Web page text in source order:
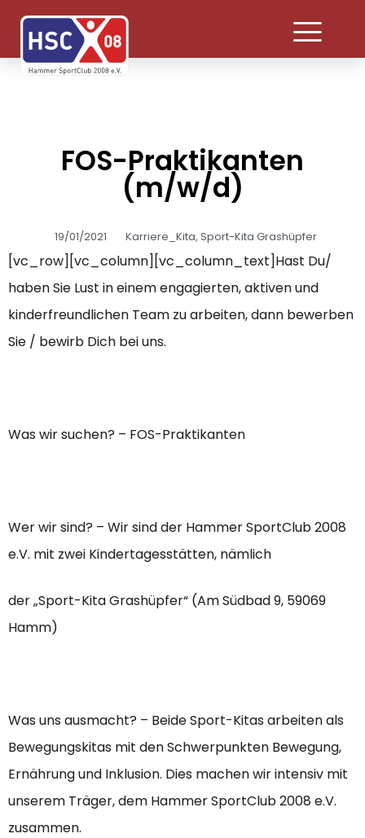
FOS-Praktikanten
(m/w/d)
19/01/2021 Karriere_Kita, Sport-Kita Grashüpfer
[vc_row][vc_column][vc_column_text]Hast Du/
haben Sie Lust in einem engagierten, aktiven und
kinderfreundlichen Team zu arbeiten, dann bewerben
Sie / bewirb Dich bei uns.
Was wir suchen? – FOS-Praktikanten
Wer wir sind? – Wir sind der Hammer SportClub 2008
e.V. mit zwei Kindertagesstätten, nämlich
der „Sport-Kita Grashüpfer“ (Am Südbad 9, 59069
Hamm)
Was uns ausmacht? – Beide Sport-Kitas arbeiten als
Bewegungskitas mit den Schwerpunkten Bewegung,
Ernährung und Inklusion. Dies machen wir intensiv mit
unserem Träger, dem Hammer SportClub 2008 e.V.
zusammen.